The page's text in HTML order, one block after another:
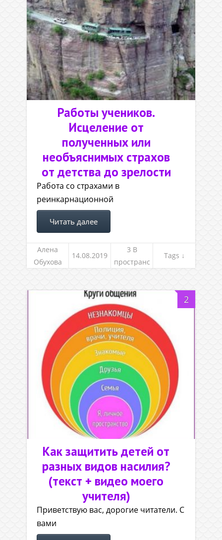
Работы учеников.
Исцеление от
полученных или
необъяснимых страхов
от детства до зрелости
Работа со страхами в
реинкарнационной
Читать далее
Алена
Обухова
14.08.2019
3 В
пространс
Tags ↓
2
Как защитить детей от
разных видов насилия?
(текст + видео моего
учителя)
Приветствую вас, дорогие читатели. С
вами